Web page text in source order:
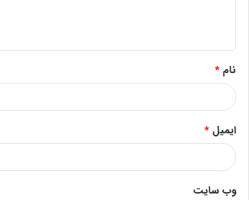
*
نام *
ایمیل *
وب‌ سایت